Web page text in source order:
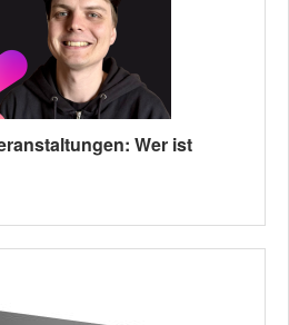
Wer ist